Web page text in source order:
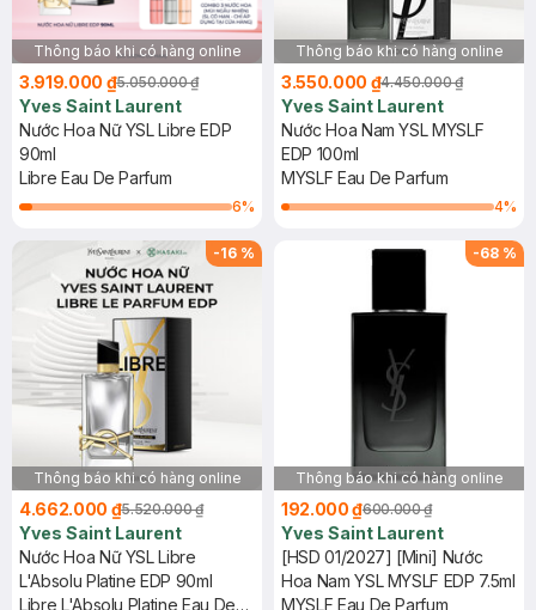
Thông báo khi có hàng online
3.919.000 ₫5.050.000 ₫
Yves Saint Laurent
Nước Hoa Nữ YSL Libre EDP
90ml
Libre Eau De Parfum
6%
Thông báo khi có hàng online
3.550.000 ₫4.450.000 ₫
Yves Saint Laurent
Nước Hoa Nam YSL MYSLF
EDP 100ml
MYSLF Eau De Parfum
4%
-16 %
Thông báo khi có hàng online
4.662.000 ₫5.520.000 ₫
Yves Saint Laurent
Nước Hoa Nữ YSL Libre
L'Absolu Platine EDP 90ml
Libre L'Absolu Platine Eau De
-68 %
Thông báo khi có hàng online
192.000 ₫600.000 ₫
Yves Saint Laurent
[HSD 01/2027] [Mini] Nước
Hoa Nam YSL MYSLF EDP 7.5ml
MYSLF Eau De Parfum